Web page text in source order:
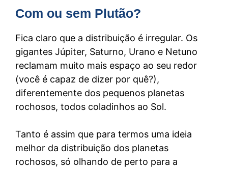
Com ou sem Plutão?
Fica claro que a distribuição é irregular. Os
gigantes Júpiter, Saturno, Urano e Netuno
reclamam muito mais espaço ao seu redor
(você é capaz de dizer por quê?),
diferentemente dos pequenos planetas
rochosos, todos coladinhos ao Sol.
Tanto é assim que para termos uma ideia
melhor da distribuição dos planetas
rochosos, só olhando de perto para a